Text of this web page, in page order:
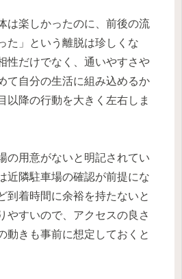
は楽しかったのに、前後の流
た」という離脱は珍しくな
性だけでなく、通いやすさや
て自分の生活に組み込めるか
以降の行動を大きく左右しま
の用意がないと明記されてい
近隣駐車場の確認が前提にな
到着時間に余裕を持たないと
やすいので、アクセスの良さ
動きも事前に想定しておくと